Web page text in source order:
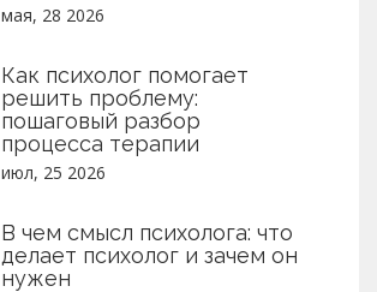
мая, 28 2026
Как психолог помогает
решить проблему:
пошаговый разбор
процесса терапии
июл, 25 2026
В чем смысл психолога: что
делает психолог и зачем он
нужен